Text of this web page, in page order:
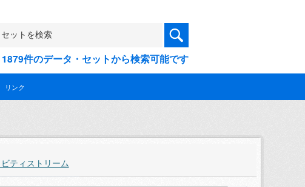
1879件のデータ・セットから検索可能です
リンク
ティストリーム